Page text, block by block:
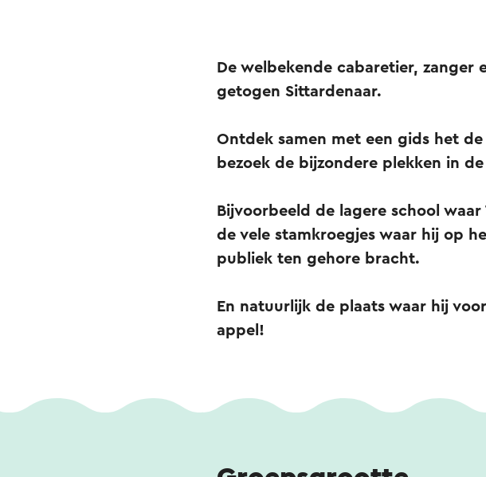
De welbekende cabaretier, zanger
getogen Sittardenaar.
Ontdek samen met een gids het
bezoek de bijzondere plekken in
Bijvoorbeeld de lagere school
de vele stamkroegjes waar hij op
publiek ten gehore bracht.
En natuurlijk de plaats waar hij
appel!